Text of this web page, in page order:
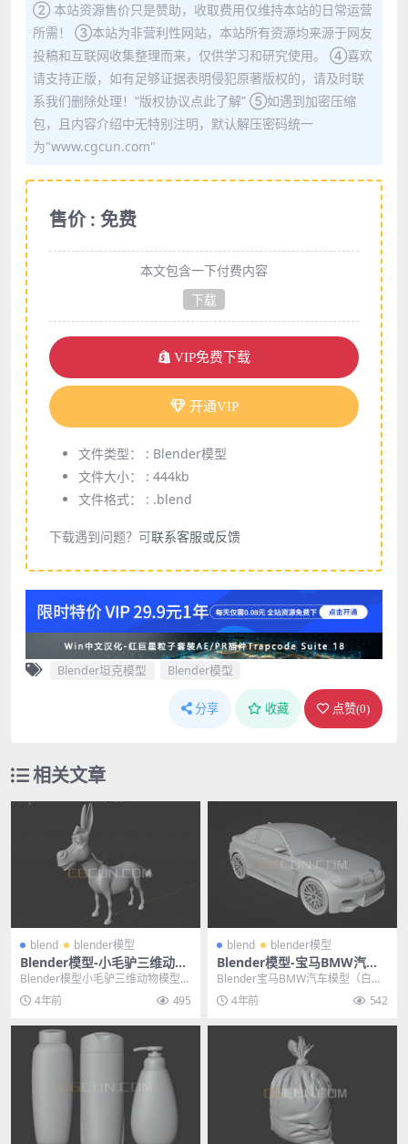
② 本站资源售价只是赞助，收取费用仅维持本站的日常运营
所需！ ③本站为非营利性网站，本站所有资源均来源于网友
投稿和互联网收集整理而来，仅供学习和研究使用。 ④喜欢
请支持正版，如有足够证据表明侵犯原著版权的，请及时联
系我们删除处理！“版权协议点此了解” ⑤如遇到加密压缩
包，且内容介绍中无特别注明，默认解压密码统一
为"www.cgcun.com"
售价 : 免费
本文包含一下付费内容
下载
VIP免费下载
开通VIP
文件类型： : Blender模型
文件大小： : 444kb
文件格式： : .blend
下载遇到问题？可联系客服或反馈
Blender坦克模型 Blender模型
分享 收藏 点赞(0)
相关文章
blend blender模型
Blender模型-小毛驴三维动物
模型3D模型（白模）素材
Blender模型小毛驴三维动物模型3
D模型（白模）素材 其他推荐: Blen
d... 4年前 495
blend blender模型
Blender模型-宝马BMW汽车
模型（白模）格式支持blend
Blender宝马BMW汽车模型（白
模）格式支持blend 其他推荐: ble
n... 4年前 542